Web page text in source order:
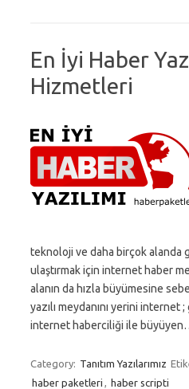
En İyi Haber
Hizmetleri
teknoloji ve daha birçok alanda
ulaştırmak için internet haber
alanın da hızla büyümesine
yazılı meydanını yerini
internet haberciliği ile
Category: Tanıtım Yazılarımız
haber paketleri , haber scripti